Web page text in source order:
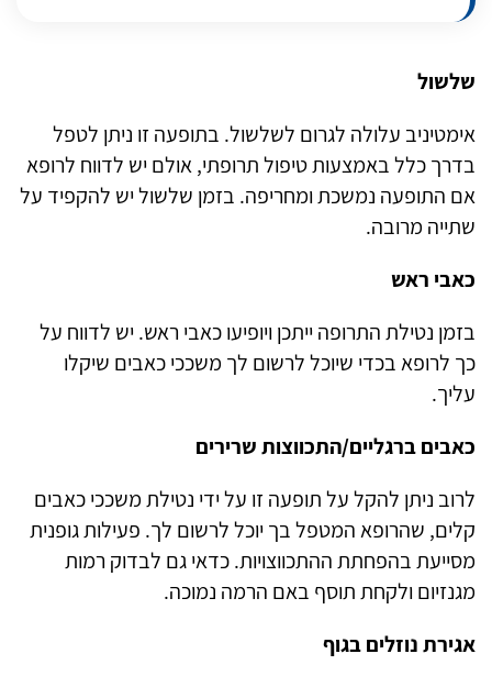
שלשול
אימטיניב עלולה לגרום לשלשול. בתופעה זו ניתן לטפל
בדרך כלל באמצעות טיפול תרופתי, אולם יש לדווח לרופא
אם התופעה נמשכת ומחריפה. בזמן שלשול יש להקפיד על
שתייה מרובה.
כאבי ראש
בזמן נטילת התרופה ייתכן ויופיעו כאבי ראש. יש לדווח על
כך לרופא בכדי שיוכל לרשום לך משככי כאבים שיקלו
עליך.
כאבים ברגליים/התכווצות שרירים
לרוב ניתן להקל על תופעה זו על ידי נטילת משככי כאבים
קלים, שהרופא המטפל בך יוכל לרשום לך. פעילות גופנית
מסייעת בהפחתת ההתכווצויות. כדאי גם לבדוק רמות
מגנזיום ולקחת תוסף באם הרמה נמוכה.
אגירת נוזלים בגוף